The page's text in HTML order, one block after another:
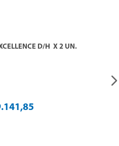
D/H  X 2 UN.
.141,85